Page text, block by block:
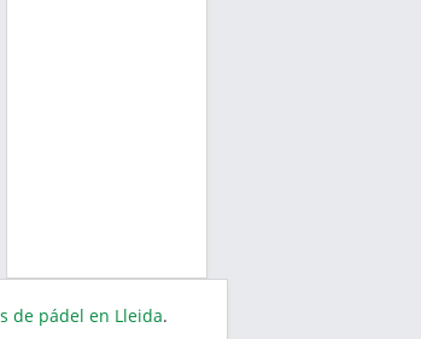
de pádel en Lleida.